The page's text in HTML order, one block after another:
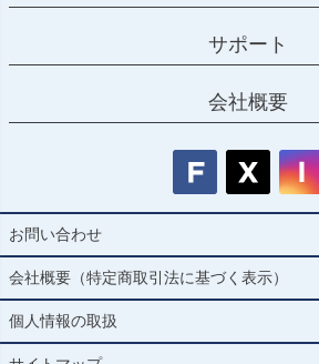
サポート
会社概要
お問い合わせ
会社概要（特定商取引法に基づく表示）
個人情報の取扱